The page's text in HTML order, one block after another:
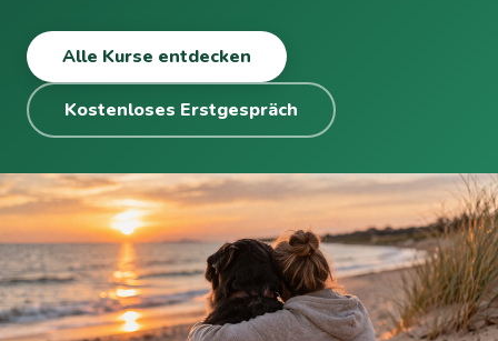
Alle Kurse entdecken
Kostenloses Erstgespräch